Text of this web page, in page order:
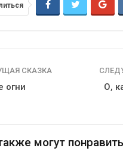
СКАЗКА
огни
О,
могут